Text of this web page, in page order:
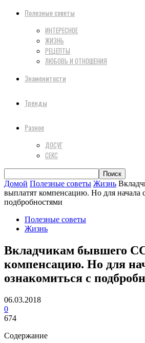
Полезные советы
ИНТЕРЕСНОЕ
ЖИЗНЬ
РЕЦЕПТЫ
ЛЮБОВЬ И ОТНОШЕНИЯ
Знаменитости
Тренды
Разное
ДОСУГ
СЕКС
Домой Полезные советы Жизнь
выплатят компенсацию. Но для начала
подбробностями
Полезные советы
Жизнь
Вкладчикам бывшего
компенсацию. Но для
ознакомиться с
06.03.2018
0
674
Содержание